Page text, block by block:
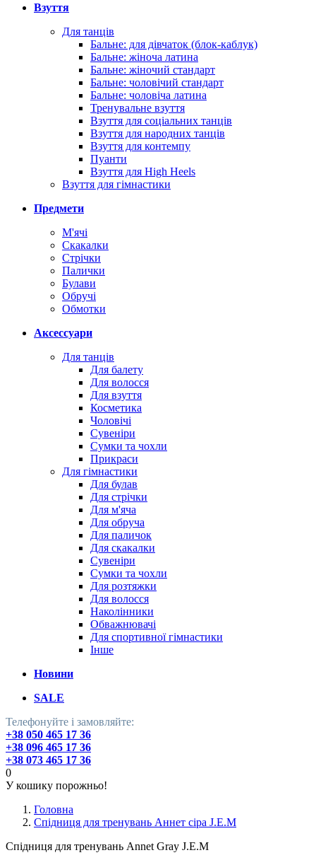
Взуття
Для танців
Бальне: для дівчаток (блок-каблук)
Бальне: жіноча латина
Бальне: жіночий стандарт
Бальне: чоловічий стандарт
Бальне: чоловіча латина
Тренувальне взуття
Взуття для соціальних танців
Взуття для народних танців
Взуття для контемпу
Пуанти
Взуття для High Heels
Взуття для гімнастики
Предмети
М'ячі
Скакалки
Стрічки
Палички
Булави
Обручі
Обмотки
Аксессуари
Для танців
Для балету
Для волосся
Для взуття
Косметика
Чоловічі
Сувеніри
Сумки та чохли
Прикраси
Для гімнастики
Для булав
Для стрічки
Для м'яча
Для обруча
Для паличок
Для скакалки
Сувеніри
Сумки та чохли
Для розтяжки
Для волосся
Наколінники
Обважнювачі
Для спортивної гімнастики
Інше
Новини
SALE
Телефонуйте і замовляйте:
+38 050 465 17 36
+38 096 465 17 36
+38 073 465 17 36
0
У кошику порожньо!
Головна
Спідниця для тренувань Аннет сіра J.E.M
Спідниця для тренувань Annet Gray J.E.M